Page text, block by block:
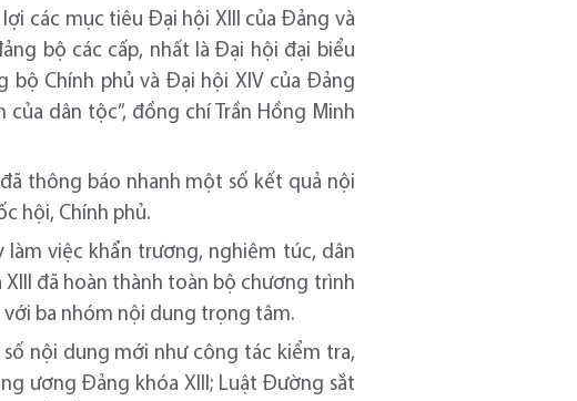
các mục tiêu Đại hội XIII của Đảng và
bộ các cấp, nhất là Đại hội đại biểu
Chính phủ và Đại hội XIV của Đảng
dân tộc”, đồng chí Trần Hồng Minh
thông báo nhanh một số kết quả nội
hội, Chính phủ.
làm việc khẩn trương, nghiêm túc, dân
XIII đã hoàn thành toàn bộ chương trình
với ba nhóm nội dung trọng tâm.
nội dung mới như công tác kiểm tra,
ương Đảng khóa XIII; Luật Đường sắt